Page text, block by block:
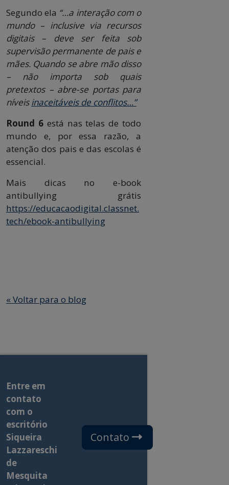
Segundo ela “…a interação com o
mundo – inclusive via recursos
digitais – deve ser feita sob
supervisão permanente de pais e
mães. Quando se abre mão disso
– não importa sob quais
pretextos – abre-se portas para
níveisinaceitáveis de conflitos…”
Round 6está nas telas de todo
mundo e, por essa razão, a
atenção dos pais e das escolas é
essencial.
Mais dicas no e-book
antibullying grátis
https://educacaodigital.classnet.
tech/ebook-antibullying
« Voltar para o blog
Entre em
contato
com o
escritório
Siqueira
Lazzareschi
de
Mesquita
Contato